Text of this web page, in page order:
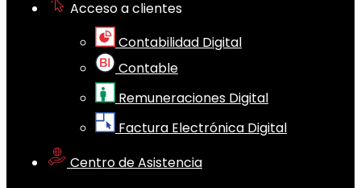
Acceso a clientes
Contabilidad Digital
Contable
Remuneraciones Digital
Factura Electrónica Digital
Centro de Asistencia